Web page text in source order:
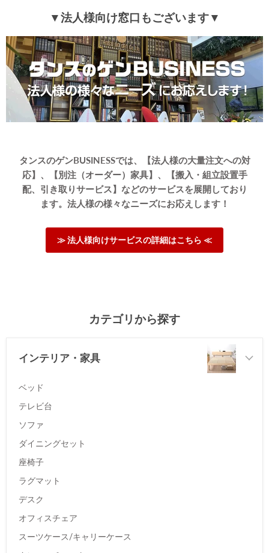
▼法人様向け窓口もございます▼
タンスのゲンBUSINESSでは、【法人様の大量注文への対
応】、【別注（オーダー）家具】、【搬入・組立設置手
配、引き取りサービス】などのサービスを展開しており
ます。法人様の様々なニーズにお応えします！
≫ 法人様向けサービスの詳細はこちら ≪
カテゴリから探す
インテリア・家具
ベッド
テレビ台
ソファ
ダイニングセット
座椅子
ラグマット
デスク
オフィスチェア
スーツケース/キャリーケース